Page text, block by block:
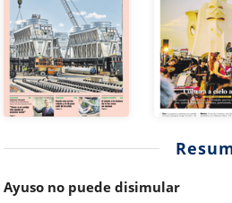
Ayuso no puede disimular